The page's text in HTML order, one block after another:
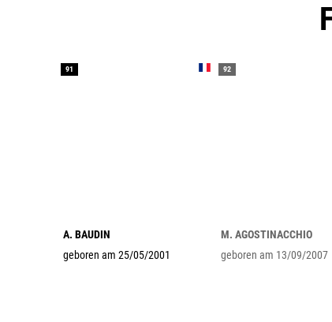
91
A. BAUDIN
geboren am 25/05/2001
92
M. AGOSTINACCHIO
geboren am 13/09/2007